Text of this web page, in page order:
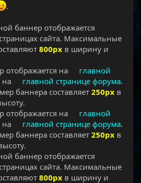
.
баннер отображается
сайта. Максимальные
800рх в ширину и
отображается на
главной
на главной странице форума.
баннера составляет 250рх в
отображается на
главной
на главной странице форума.
баннера составляет 250рх в
баннер отображается
сайта. Максимальные
800рх в ширину и